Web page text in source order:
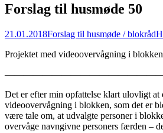
Forslag til husmøde 50
21.01.2018Forslag til husmøde / blokråd
Projektet med videoovervågning i blokken
Det er efter min opfattelse klart ulovligt at
videoovervågning i blokken, som det er
være tale om, at udvalgte personer i
overvåge navngivne personers færden –